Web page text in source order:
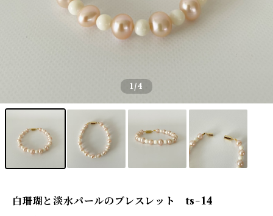
1/4
白珊瑚と淡水パールのブレスレット ts−14